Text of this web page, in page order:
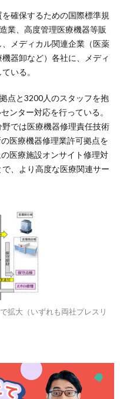
確保するための国際標準規
業、高度管理医療機器等販
メディカル関連企業（医薬
器卸など）各社に、メディ
いる。
点と3200人のスタッフを抱
ンター対応を行っている。
では医療機器修理責任技術
医療機器修理業許可拠点を
医療施設オンサイト修理対
、より高度な医療関連サー
拡大（いずれも両社プレスリ